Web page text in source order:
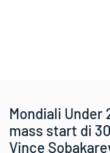
Mondiali Under
mass start di
Vince